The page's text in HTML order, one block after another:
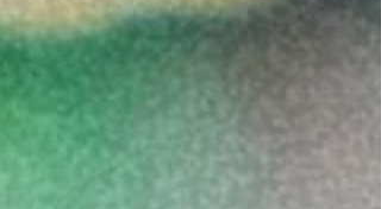
المتنامية، لا يزال العمل عن بُعد في